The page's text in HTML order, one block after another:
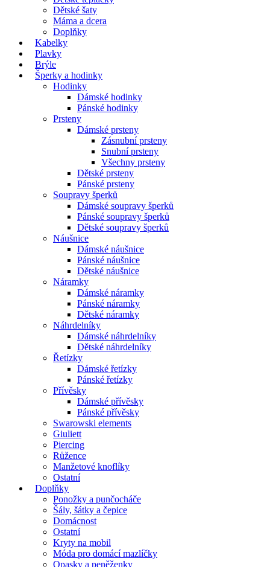
Dětské šaty
Máma a dcera
Doplňky
Kabelky
Plavky
Brýle
Šperky a hodinky
Hodinky
Dámské hodinky
Pánské hodinky
Prsteny
Dámské prsteny
Zásnubní prsteny
Snubní prsteny
Všechny prsteny
Dětské prsteny
Pánské prsteny
Soupravy šperků
Dámské soupravy šperků
Pánské soupravy šperků
Dětské soupravy šperků
Náušnice
Dámské náušnice
Pánské náušnice
Dětské náušnice
Náramky
Dámské náramky
Pánské náramky
Dětské náramky
Náhrdelníky
Dámské náhrdelníky
Dětské náhrdelníky
Řetízky
Dámské řetízky
Pánské řetízky
Přívěsky
Dámské přívěsky
Pánské přívěsky
Swarowski elements
Giuliett
Piercing
Růžence
Manžetové knoflíky
Ostatní
Doplňky
Ponožky a punčocháče
Šály, šátky a čepice
Domácnost
Ostatní
Kryty na mobil
Móda pro domácí mazlíčky
Opasky a peněženky